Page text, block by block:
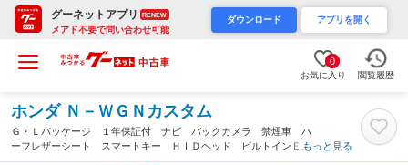
グーネットアプリ RENEW
メアド不要で問い合わせ可能
ダウンロード アプリを開く
0
お気に入り 閲覧履歴
ホンダ Ｎ－ＷＧＮカスタム
Ｇ・Ｌパッケージ １年保証付 ナビ バックカメラ 禁煙車 ハ
ーフレザーシート スマートキー ＨＩＤヘッド ビルトインＥＴ
Ｃ クルコン 純正１４インチアルミ オートエアコン Ｂｌｕｅ
もっと見る